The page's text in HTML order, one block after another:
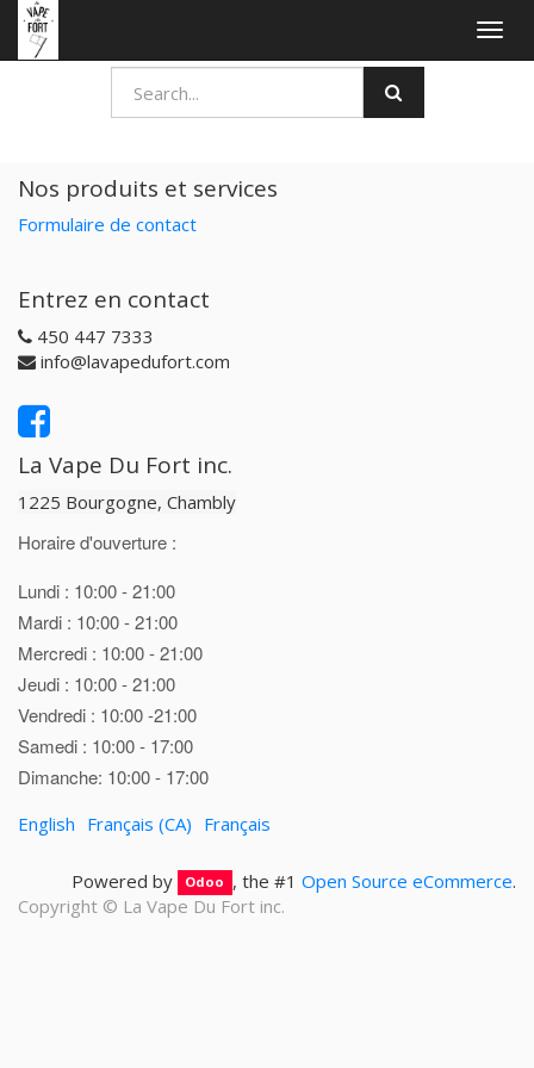
Nos produits et services
Formulaire de contact
Entrez en contact
450 447 7333
info@lavapedufort.com
La Vape Du Fort inc.
1225 Bourgogne, Chambly
Horaire d'ouverture :
Lundi : 10:00 - 21:00
Mardi : 10:00 - 21:00
Mercredi : 10:00 - 21:00
Jeudi : 10:00 - 21:00
Vendredi : 10:00 -21:00
Samedi : 10:00 - 17:00
Dimanche: 10:00 - 17:00
English Français (CA) Français
Powered by Odoo , the #1 Open Source eCommerce.
Copyright © La Vape Du Fort inc.